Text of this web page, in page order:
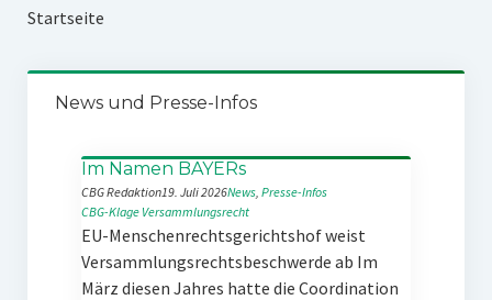
Startseite
News und Presse-Infos
Im Namen BAYERs
CBG Redaktion19. Juli 2026News, Presse-Infos
CBG-Klage Versammlungsrecht
EU-Menschenrechtsgerichtshof weist
Versammlungsrechtsbeschwerde ab Im
März diesen Jahres hatte die Coordination